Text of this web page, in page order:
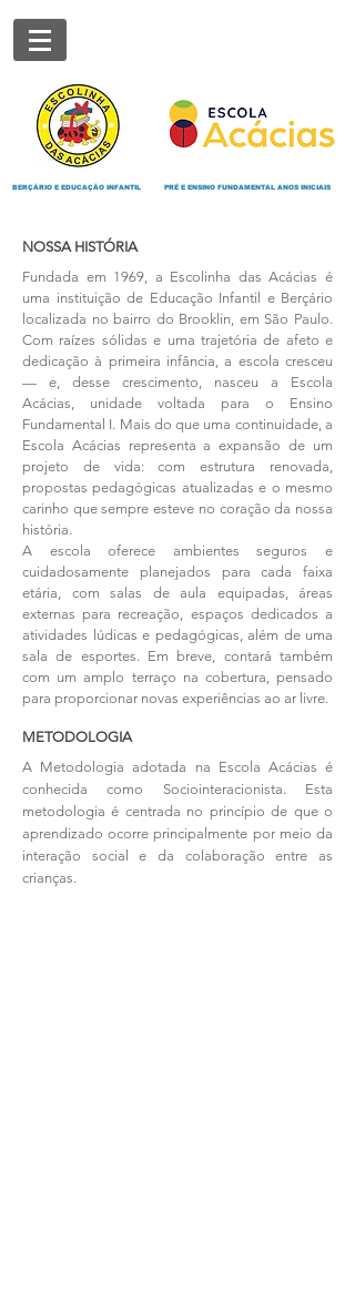
BERÇÁRIO E EDUCAÇÃO INFANTIL PRÉ E ENSINO FUNDAMENTAL ANOS INICIAIS
NOSSA HISTÓRIA
Fundada em 1969, a Escolinha das Acácias é
uma instituição de Educação Infantil e Berçário
localizada no bairro do Brooklin, em São Paulo.
Com raízes sólidas e uma trajetória de afeto e
dedicação à primeira infância, a escola cresceu
— e, desse crescimento, nasceu a Escola
Acácias, unidade voltada para o Ensino
Fundamental I. Mais do que uma continuidade, a
Escola Acácias representa a expansão de um
projeto de vida: com estrutura renovada,
propostas pedagógicas atualizadas e o mesmo
carinho que sempre esteve no coração da nossa
história.
A escola oferece ambientes seguros e
cuidadosamente planejados para cada faixa
etária, com salas de aula equipadas, áreas
externas para recreação, espaços dedicados a
atividades lúdicas e pedagógicas, além de uma
sala de esportes. Em breve, contará também
com um amplo terraço na cobertura, pensado
para proporcionar novas experiências ao ar livre.
METODOLOGIA
A Metodologia adotada na Escola Acácias é
conhecida como Sociointeracionista. Esta
metodologia é centrada no princípio de que o
aprendizado ocorre principalmente por meio da
interação social e da colaboração entre as
crianças.